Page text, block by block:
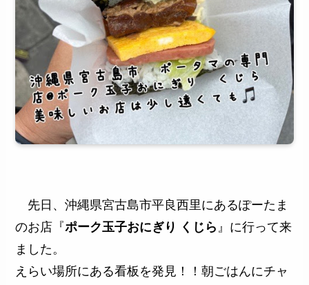
先日、沖縄県宮古島市平良西里にあるぽーたま
のお店『ポーク玉子おにぎり くじら 』に行って来
ました。
えらい場所にある看板を発見！！朝ごはんにチャ